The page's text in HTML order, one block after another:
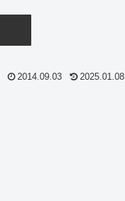
2014.09.03 2025.01.08